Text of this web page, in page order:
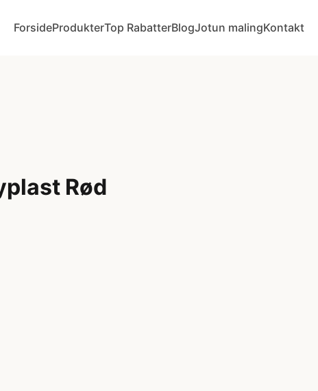
ForsideProdukterTop RabatterBlogJotun malingKontakt
Rød